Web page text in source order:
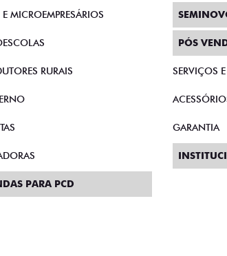
MICROEMPRESÁRIOS
RURAIS
PARA PCD
PÓS
SERVIÇOS
GARANTIA